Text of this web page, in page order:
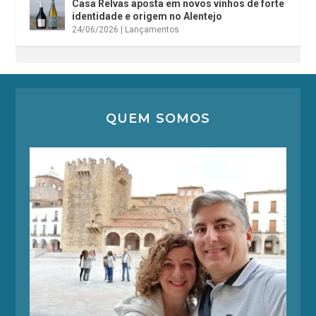
Casa Relvas aposta em novos vinhos de forte
identidade e origem no Alentejo
24/06/2026 Lançamentos
QUEM SOMOS